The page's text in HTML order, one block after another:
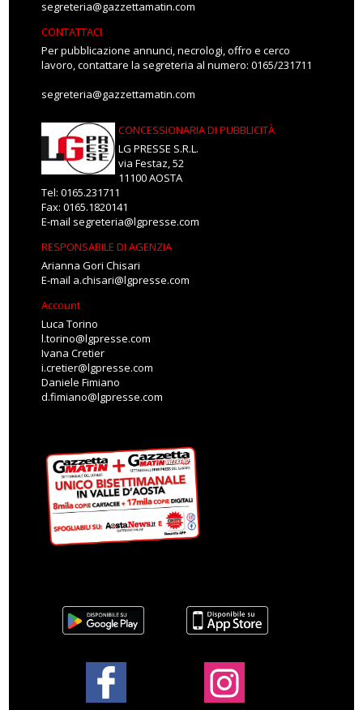
segreteria@gazzettamatin.com
CONTATTACI
Per pubblicazione annunci, necrologi, offro e cerco
lavoro, contattare la segreteria al numero: 0165/231711
segreteria@gazzettamatin.com
CONCESSIONARIA DI PUBBLICITÀ
LG PRESSE S.R.L.
via Festaz, 52
11100 AOSTA
Tel: 0165.231711
Fax: 0165.1820141
E-mail segreteria@lgpresse.com
RESPONSABILE DI AGENZIA
Arianna Gori Chisari
E-mail a.chisari@lgpresse.com
Account
Luca Torino
l.torino@lgpresse.com
Ivana Cretier
i.cretier@lgpresse.com
Daniele Fimiano
d.fimiano@lgpresse.com